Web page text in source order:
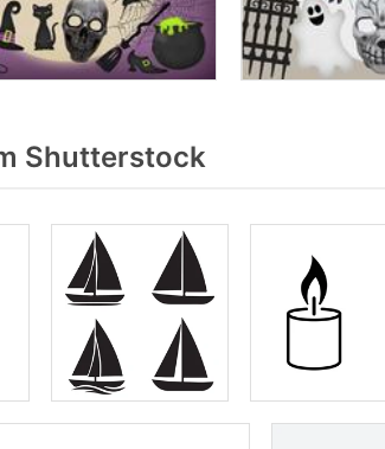
Shutterstock